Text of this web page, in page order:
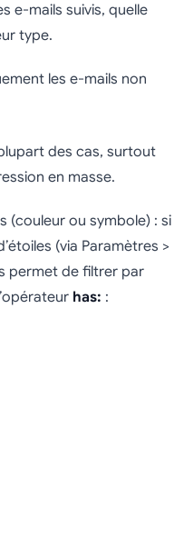
e-mails suivis, quelle
type.
les e-mails non
des cas, surtout
en masse.
(couleur ou symbole) : si
(via Paramètres >
permet de filtrer par
has: :